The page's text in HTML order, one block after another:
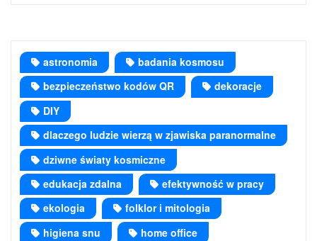
astronomia
badania kosmosu
bezpieczeństwo kodów QR
dekoracje
DIY
dlaczego ludzie wierzą w zjawiska paranormalne
dziwne światy kosmiczne
edukacja zdalna
efektywność w pracy
ekologia
folklor i mitologia
higiena snu
home office